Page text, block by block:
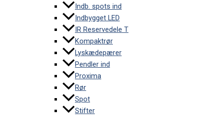
Indb. spots ind
Indbygget LED
IR Reservedele T
Kompaktrør
Lyskædepærer
Pendler ind
Proxima
Rør
Spot
Stifter